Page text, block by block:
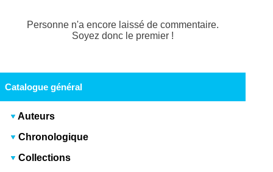
Personne n'a encore laissé de commentaire.
Soyez donc le premier !
Catalogue général
Auteurs
Chronologique
Collections